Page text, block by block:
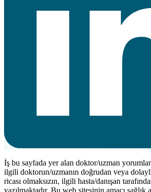
İş bu sayfada yer alan doktor/uzman
ilgili doktorun/uzmanın doğrudan veya
ricası olmaksızın, ilgili hasta/danışan